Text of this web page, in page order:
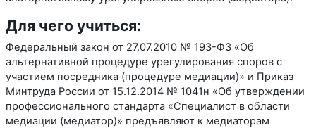
Для чего учиться:
Федеральный закон от 27.07.2010 № 193-ФЗ «Об
альтернативной процедуре урегулирования споров с
участием посредника (процедуре медиации)» и Приказ
Минтруда России от 15.12.2014 № 1041н «Об утверждении
профессионального стандарта «Специалист в области
медиации (медиатор)» предъявляют к медиаторам